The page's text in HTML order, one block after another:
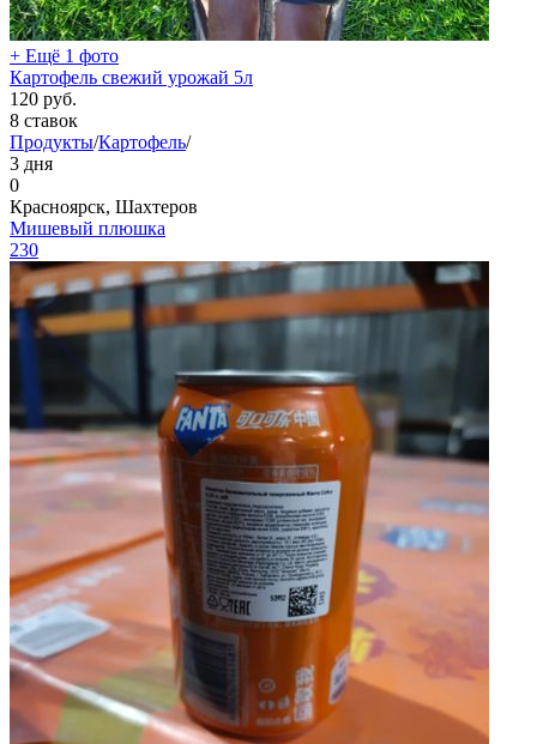
+ Ещё 1 фото
Картофель свежий урожай 5л
120 руб.
8 ставок
Продукты/Картофель/
3 дня
0
Красноярск, Шахтеров
Мишевый плюшка
230